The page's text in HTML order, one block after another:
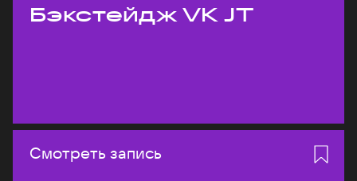
Бэкстейдж VK JT
Смотреть запись